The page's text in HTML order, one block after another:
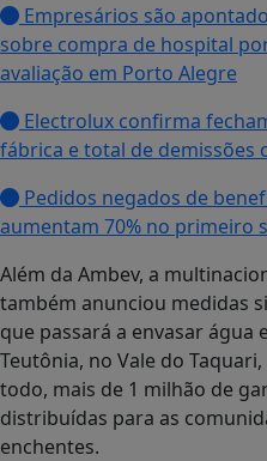
Empresários são
sobre compra de hospital
avaliação em Porto Alegre
Electrolux confirma
fábrica e total de demissões
Pedidos negados de
aumentam 70% no primeiro
Além da Ambev, a
também anunciou medidas
que passará a envasar água
Teutônia, no Vale do
todo, mais de 1 milhão de
distribuídas para as
enchentes.